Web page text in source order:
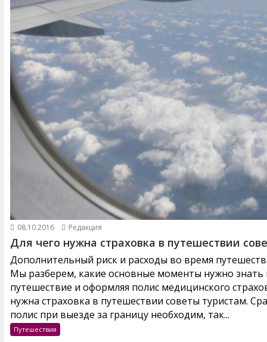
08.10.2016 Редакция
Для чего нужна страховка в путешествии
Дополнительный риск и расходы во время
Мы разберем, какие основные моменты нужно знать
путешествие и оформляя полис медицинского
нужна страховка в путешествии советы туристам.
полис при выезде за границу необходим, так...
Путешествия